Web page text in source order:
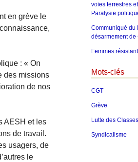
en grève le
: « On
des missions
de nos
AESH et les
de travail.
usagers, de
le
voies terrestres
Paralysie
Communiqué du
désarmement de
Femmes
Mots-clés
CGT
Grève
Lutte des Classes
Syndicalisme